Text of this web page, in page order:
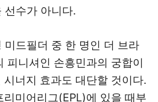
선수가 아니다.
미드필더 중 한 명인 더 브라
피니셔인 손흥민과의 궁합이
시너지 효과도 대단할 것이다.
미어리그(EPL)에 있을 때부